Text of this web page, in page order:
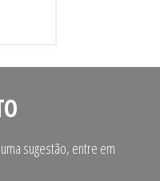
sugestão, entre em